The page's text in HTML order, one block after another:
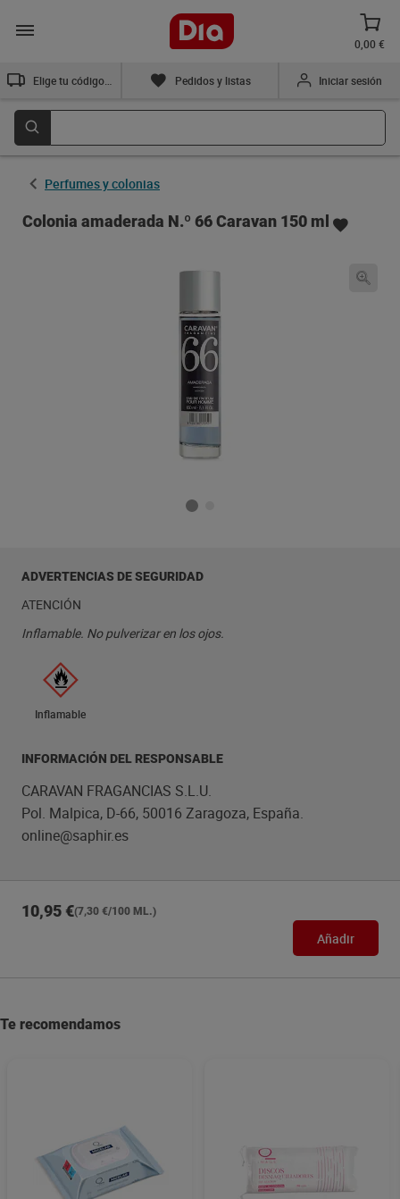
0,00 €
Pedidos y listas Iniciar sesión
Perfumes y colonias
Colonia amaderada N.º 66 Caravan 150 ml
ADVERTENCIAS DE SEGURIDAD
ATENCIÓN
Inflamable. No pulverizar en los ojos.
Inflamable
INFORMACIÓN DEL RESPONSABLE
CARAVAN FRAGANCIAS S.L.U.
Pol. Malpica, D-66, 50016 Zaragoza, España.
online@saphir.es
10,95 €(7,30 €/100 ML.)
Añadir
Te recomendamos